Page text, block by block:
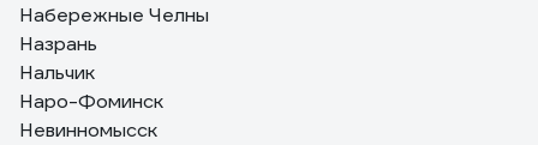
Набережные Челны
Назрань
Нальчик
Наро-Фоминск
Невинномысск